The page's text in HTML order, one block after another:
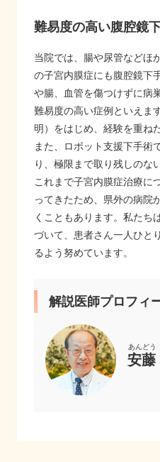
難易度の高い腹腔鏡
当院では、腸や尿管などほ
の子宮内膜症にも腹腔鏡下
や腸、血管を傷つけずに病
難易度の高い症例といえま
明）をはじめ、経験を重ね
また、ロボット支援下手術
り、極限まで取り残しのな
これまで子宮内膜症治療に
ってきたため、県外の病院
くこともあります。私たち
づいて、患者さん一人ひと
るよう努めています。
解説医師プロフィ
安藤